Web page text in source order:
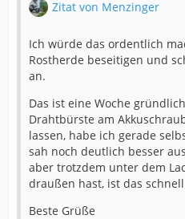
Zitat von Menzinger
Ich würde das ordentlich
Rostherde beseitigen und
an.
Das ist eine Woche
Drahtbürste am
lassen, habe ich gerade
sah noch deutlich besser
aber trotzdem unter dem
draußen hast, ist das
Beste Grüße